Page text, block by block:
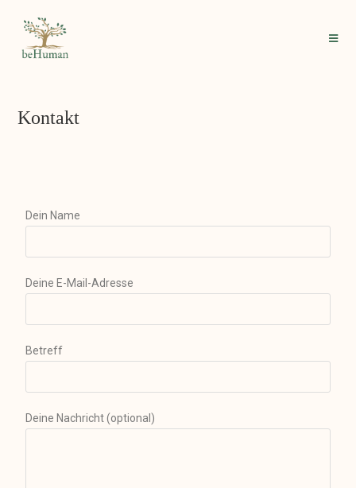
Kontakt
Dein Name
Deine E-Mail-Adresse
Betreff
Deine Nachricht (optional)